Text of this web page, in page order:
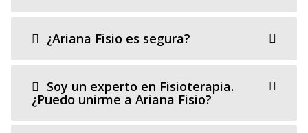
¿Ariana Fisio es segura?
Soy un experto en Fisioterapia.
¿Puedo unirme a Ariana Fisio?